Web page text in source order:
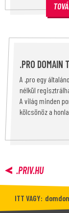
.PRO DOMAIN
A .pro egy
nélkül
A világ minden
kölcsönöz a
.PRIV.HU
ITT VAGY: